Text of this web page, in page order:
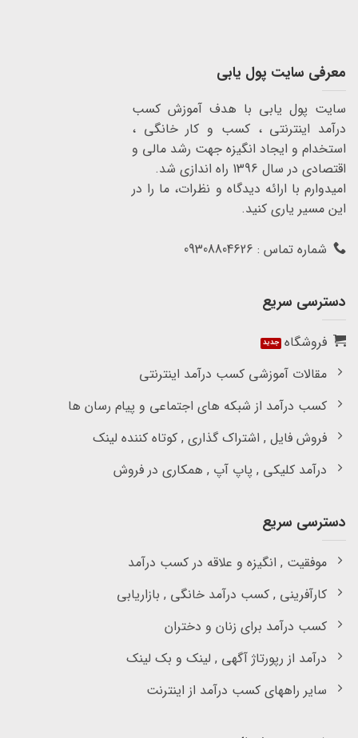
معرفی سایت پول یابی
سایت پول یابی با هدف آموزش کسب
درآمد اینترنتی ، کسب و کار خانگی ،
استخدام و ایجاد انگیزه جهت رشد مالی و
اقتصادی در سال 1396 راه اندازی شد.
امیدوارم با ارائه دیدگاه و نظرات، ما را در
این مسیر یاری کنید.
شماره تماس : 09308804626
دسترسی سریع
فروشگاه
مقالات آموزشی کسب درآمد اینترنتی
کسب درآمد از شبکه های اجتماعی و پیام رسان ها
فروش فایل , اشتراک گذاری , کوتاه کننده لینک
درآمد کلیکی , پاپ آپ , همکاری در فروش
دسترسی سریع
موفقیت , انگیزه و علاقه در کسب درآمد
کارآفرینی , کسب درآمد خانگی , بازاریابی
کسب درآمد برای زنان و دختران
درآمد از رپورتاژ آگهی , لینک و بک لینک
سایر راههای کسب درآمد از اینترنت